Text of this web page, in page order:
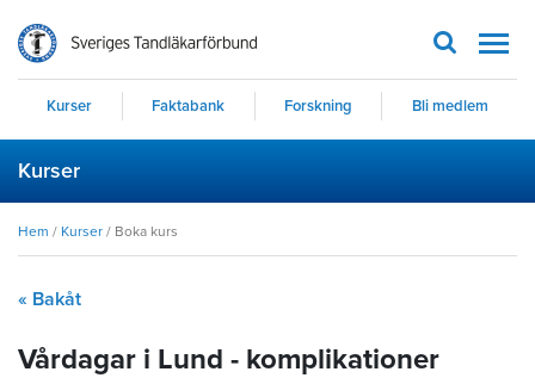
Kurser Faktabank Forskning Bli medlem
Kurser
Hem / Kurser / Boka kurs
« Bakåt
Vårdagar i Lund - komplikationer